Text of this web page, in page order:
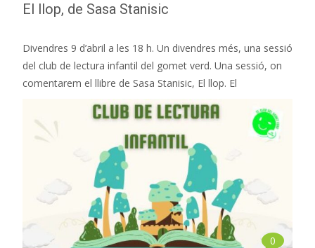
El llop, de Sasa Stanisic
Divendres 9 d’abril a les 18 h. Un divendres més, una sessió
del club de lectura infantil del gomet verd. Una sessió, on
comentarem el llibre de Sasa Stanisic, El llop. El
0